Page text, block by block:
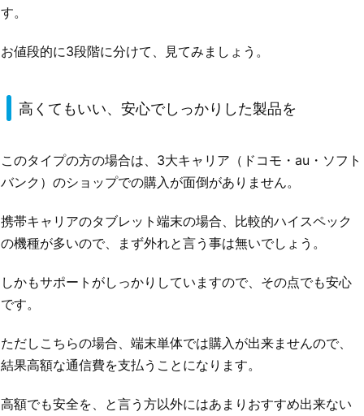
す。
お値段的に3段階に分けて、見てみましょう。
高くてもいい、安心でしっかりした製品を
このタイプの方の場合は、3大キャリア（ドコモ・au・ソフト
バンク）のショップでの購入が面倒がありません。
携帯キャリアのタブレット端末の場合、比較的ハイスペック
の機種が多いので、まず外れと言う事は無いでしょう。
しかもサポートがしっかりしていますので、その点でも安心
です。
ただしこちらの場合、端末単体では購入が出来ませんので、
結果高額な通信費を支払うことになります。
高額でも安全を、と言う方以外にはあまりおすすめ出来ない